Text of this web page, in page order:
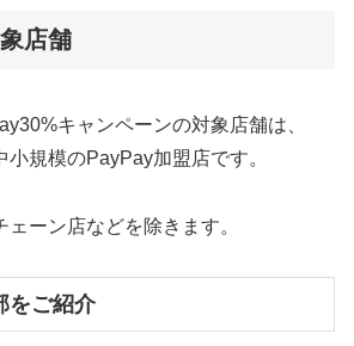
店舗
キャンペーンの対象店舗は、
規模のPayPay加盟店です。
ーン店などを除きます。
をご紹介